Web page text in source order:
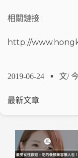
相關鏈接 :
http://
2019-06-24 文/
最新文章